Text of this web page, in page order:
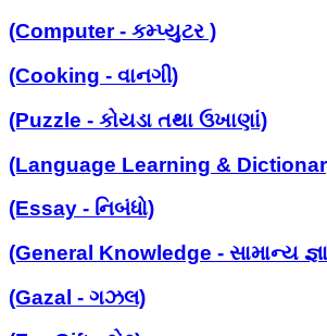
(Computer - કમ્પ્યુટર )
(Cooking - વાનગી)
(Puzzle - કોયડા તથા ઉખાણાં)
(Language Learning &
(Essay - નિબંધો)
(General Knowledge - સામાન્ય
(Gazal - ગઝલ)